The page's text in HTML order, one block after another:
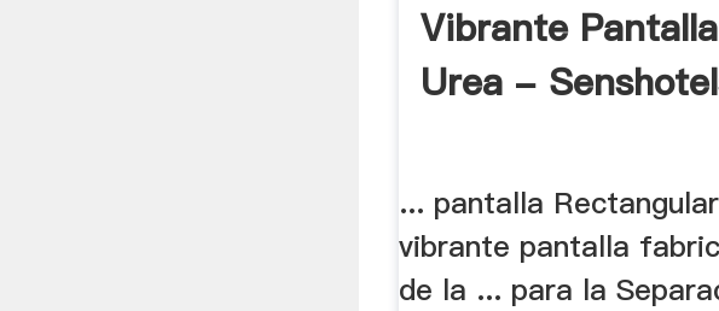
Vibrante
Urea -
... pantalla Rectangular
vibrante pantalla
de la ... para la